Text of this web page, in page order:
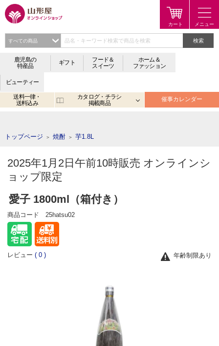
検索
鹿児島の
特産品
ギフト
フード＆
スイーツ
ホーム＆
ファッション
ビューティー
送料一律・
送料込み
カタログ・チラシ
掲載商品
催事カレンダー
トップページ ＞ 焼酎 ＞ 芋1.8L
2025年1月2日午前10時販売 オンラインシ
ョップ限定
愛子 1800ml（箱付き）
商品コード 25hatsu02
レビュー ( 0 ) 年齢制限あり